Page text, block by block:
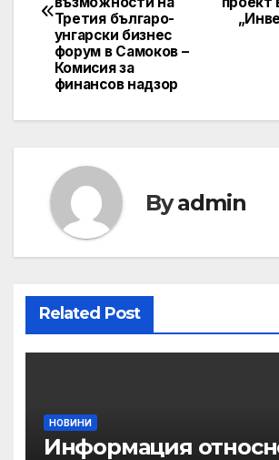
Третия българо-
унгарски бизнес
форум в Самоков –
Комисия за
финансов надзор
Byadmin
Related Post
НОВИНИ
Информация